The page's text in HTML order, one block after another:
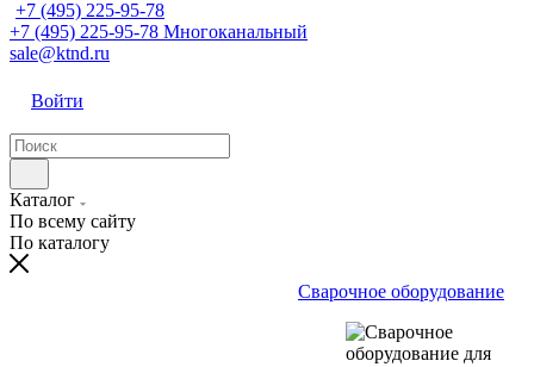
+7 (495) 225-95-78
+7 (495) 225-95-78 Многоканальный
sale@ktnd.ru
Войти
Каталог
По всему сайту
По каталогу
Сварочное оборудование